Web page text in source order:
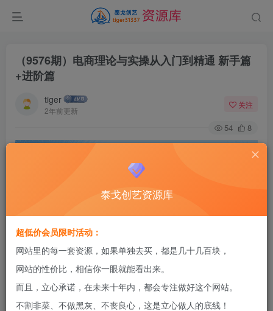
（9576期）电商理论与实操从入门到精通 新手篇
+进阶篇
tiger
2年前更新
关注
54 8
泰戈创艺资源库
超低价会员限时活动：
网站里的每一套资源，如果单独去买，都是几十几百块，
网站的性价比，相信你一眼就能看出来。
而且，立心承诺，在未来十年内，都会专注做好这个网站。
不割非菜、不做黑灰、不丧良心，这是立心做人的底线！